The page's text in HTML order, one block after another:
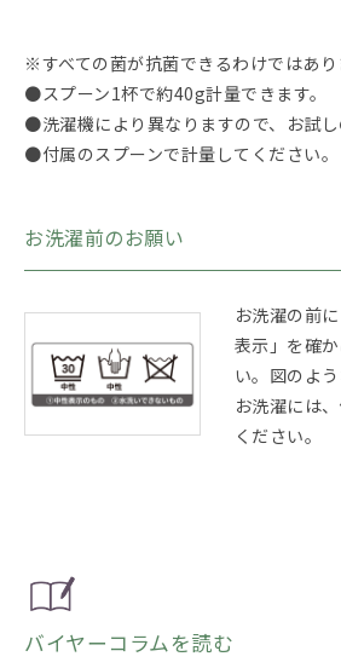
※すべての菌が抗菌できるわけではあり
●スプーン1杯で約40g計量できます。
●洗濯機により異なりますので、お試し
●付属のスプーンで計量してください。
お洗濯前のお願い
お洗濯の前
表示」を確
い。図のよ
お洗濯には
ください。
バイヤーコラムを読む